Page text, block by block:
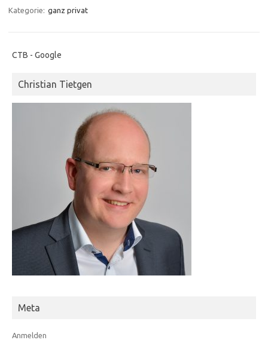
Kategorie: ganz privat
CTB - Google
Christian Tietgen
Meta
Anmelden